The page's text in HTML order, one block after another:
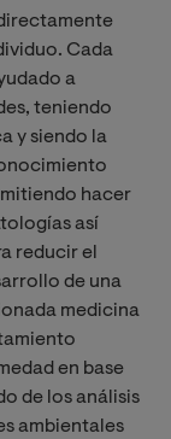
Cada
a
teniendo
y siendo la
hacer
así
reducir el
de una
medicina
en base
de los análisis
ambientales